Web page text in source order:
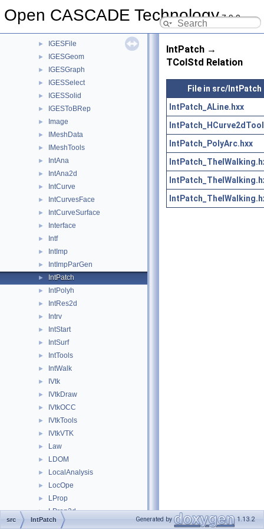
Open CASCADE Technology7.9.0
IGESDimen
► IGESFile
► IGESGeom
► IGESGraph
► IGESSelect
► IGESSolid
► IGESToBRep
► Image
► IMeshData
► IMeshTools
► IntAna
► IntAna2d
► IntCurve
► IntCurvesFace
► IntCurveSurface
► Interface
► Intf
► IntImp
► IntImpParGen
► IntPatch
► IntPolyh
► IntRes2d
► Intrv
► IntStart
► IntSurf
► IntTools
► IntWalk
► IVtk
► IVtkDraw
► IVtkOCC
► IVtkTools
► IVtkVTK
► Law
► LDOM
► LocalAnalysis
► LocOpe
► LProp
► LProp3d
► MAT
IntPatch →
TColStd Relation
File in src/IntPatch
IntPatch_ALine.hxx
IntPatch_PolyArc.hxx
src IntPatch Generated by 1.13.2